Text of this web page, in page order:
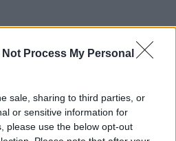
Not Process My Personal
sale, sharing to third parties, or
or sensitive information for
please use the below opt-out